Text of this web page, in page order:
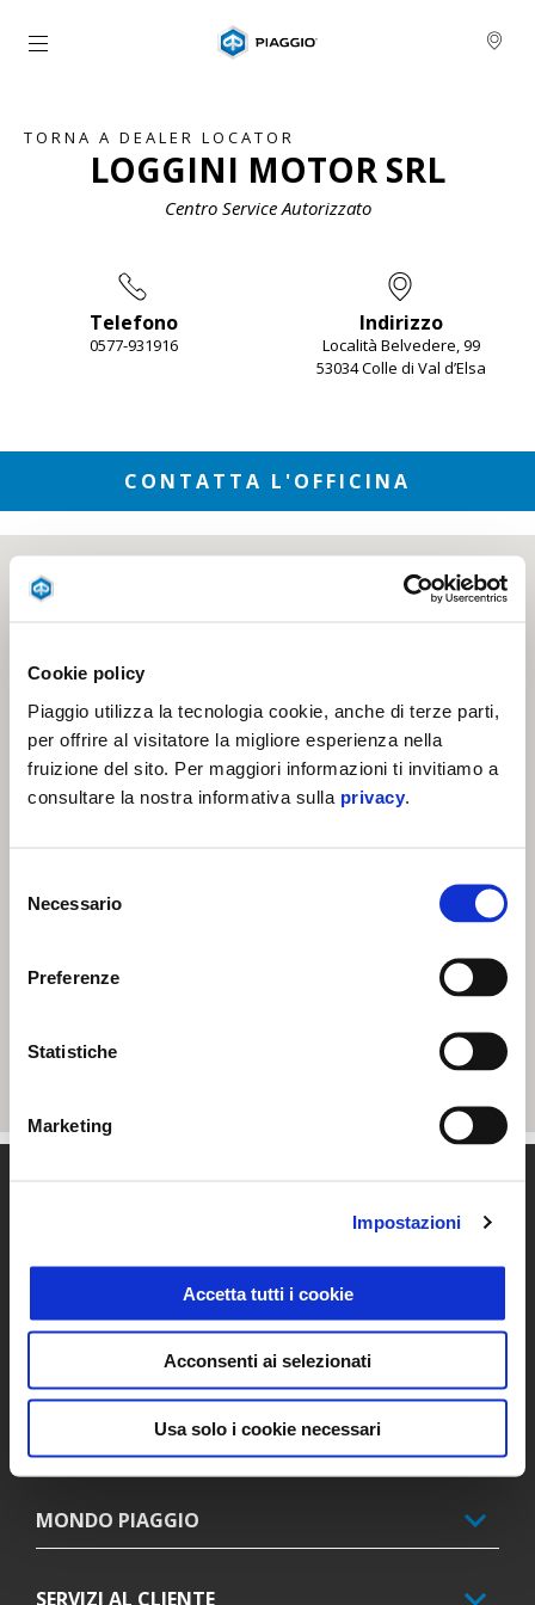
Cookie policy
Piaggio utilizza la tecnologia cookie, anche di terze parti,
per offrire al visitatore la migliore esperienza nella
fruizione del sito. Per maggiori informazioni ti invitiamo a
consultare la nostra informativa sulla privacy
delNecessario
Preferenze
Statistiche
Marketing
Impostazioni
Accetta tutti i cookie
Acconsenti ai selezionati
Usa solo i cookie necessari
Vai al contenuto principale
TORNA A DEALER LOCATOR
LOGGINI MOTOR SRL
Centro Service Autorizzato
Telefono
0577-931916
Indirizzo
Località Belvedere, 99
53034 Colle di Val d’Elsa
CONTATTA L'OFFICINA
MONDO PIAGGIO
SERVIZI AL CLIENTE